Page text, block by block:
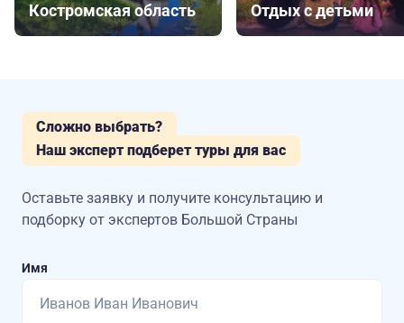
Костромская область Отдых с детьми
Сложно выбрать?
Наш эксперт подберет туры для вас
Оставьте заявку и получите консультацию и
подборку от экспертов Большой Страны
Имя